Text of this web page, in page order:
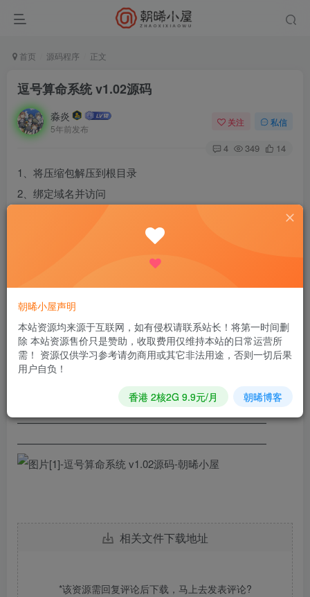
首页 源码程序 正文
逗号算命系统 v1.02源码
淼炎
5年前发布
关注 私信
4 349 14
1、将压缩包解压到根目录
2、绑定域名并访问
5、系统设置-数据库恢复-依次导入数据库
8、系统设置-SEO设置-设置网站SEO信息
9、设置伪静态–选择thinkphp伪静态规则–虚拟主机在伪静态
10、文章管理-添加文章
————————————————————————
————————————————————————
相关文件下载地址
*该资源需回复评论后下载，马上去发表评论?
朝晞小屋声明
本站资源均来源于互联网，如有侵权请联系站长！将第一时间删
除 本站资源售价只是赞助，收取费用仅维持本站的日常运营所
需！ 资源仅供学习参考请勿商用或其它非法用途，否则一切后果
用户自负！
香港 2核2G 9.9元/月 朝晞博客